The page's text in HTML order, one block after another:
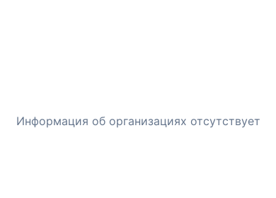
Информация об организациях отсутствует